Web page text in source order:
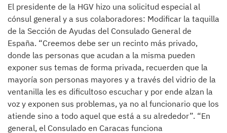
El presidente de la HGV hizo una solicitud especial al
cónsul general y a sus colaboradores: Modificar la taquilla
de la Sección de Ayudas del Consulado General de
España. “Creemos debe ser un recinto más privado,
donde las personas que acudan a la misma pueden
exponer sus temas de forma privada, recuerden que la
mayoría son personas mayores y a través del vidrio de la
ventanilla les es dificultoso escuchar y por ende alzan la
voz y exponen sus problemas, ya no al funcionario que los
atiende sino a todo aquel que está a su alrededor”. “En
general, el Consulado en Caracas funciona